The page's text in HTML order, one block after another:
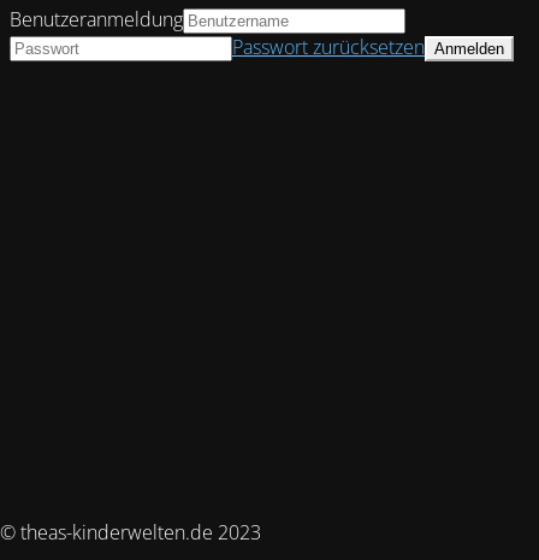
© theas-kinderwelten.de 2023
Benutzeranmeldung
Passwort zurücksetzen